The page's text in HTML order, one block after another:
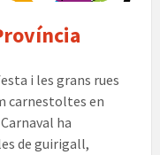
i les grans rues
carnestoltes en
ha
de guirigall,